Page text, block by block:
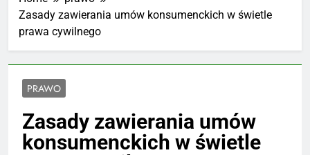
Zasady zawierania umów konsumenckich w świetle
prawa cywilnego
PRAWO
Zasady zawierania umów
konsumenckich w świetle